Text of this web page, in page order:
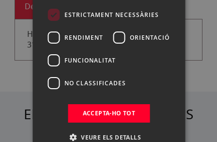
Descripción
HAHNEMUHLE SOBRE WILLIAM TURNER
310G A4 10H
ELS NOSTRES AVANTATGES
ESTRICTAMENT NECESSÀRIES
RENDIMENT ORIENTACIÓ
FUNCIONALITAT
NO CLASSIFICADES
ACCEPTA-HO TOT
VEURE ELS DETALLS